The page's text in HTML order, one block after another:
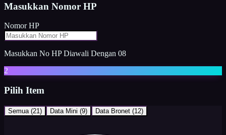
Masukkan Nomor HP
Nomor HP
Masukkan No HP Diawali Dengan 08
2
Pilih Item
Semua (21 ) Data Mini (9) Data Bronet (12)